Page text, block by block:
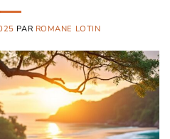
PAR ROMANE LOTIN